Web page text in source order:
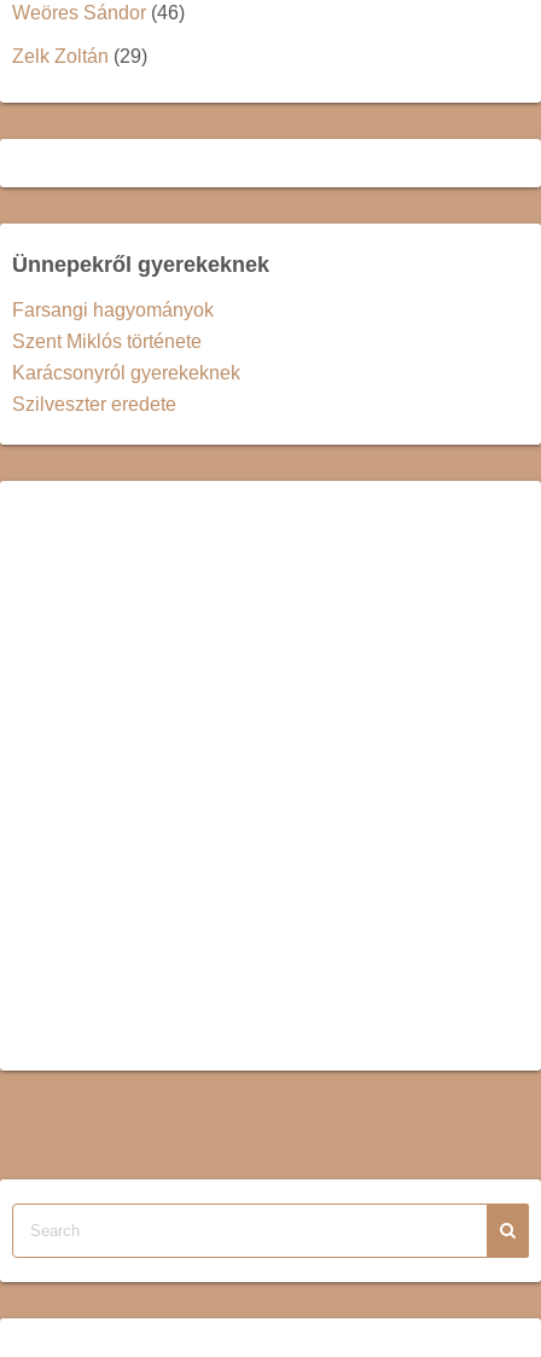
Weöres Sándor (46)
Zelk Zoltán (29)
Ünnepekről gyerekeknek
Farsangi hagyományok
Szent Miklós története
Karácsonyról gyerekeknek
Szilveszter eredete